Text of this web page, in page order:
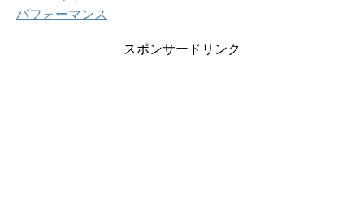
パフォーマンス
スポンサードリンク